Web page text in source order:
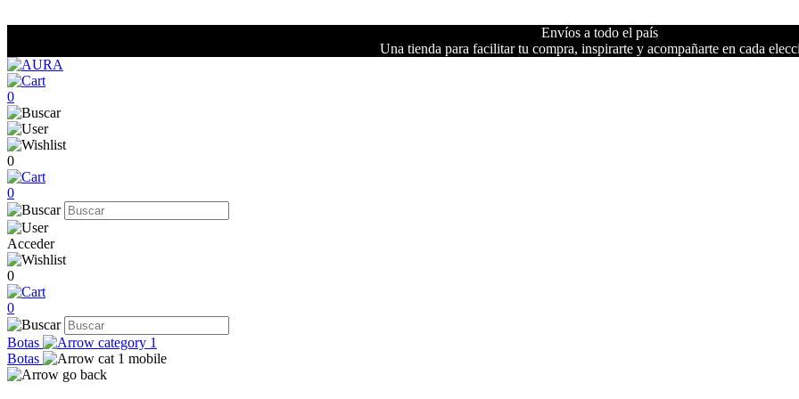
Envíos a todo el país
Una tienda para facilitar tu compra, inspirarte y acompañarte en cada
0
0
0
Acceder
0
0
Botas
Botas